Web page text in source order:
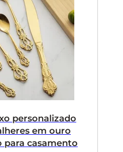
personalizado
em ouro
casamento